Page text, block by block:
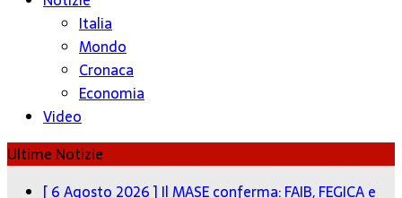
Italia
Mondo
Cronaca
Economia
Video
Ultime Notizie
[ 6 Agosto 2026 ] Il MASE conferma: FAIB, FEGICA e